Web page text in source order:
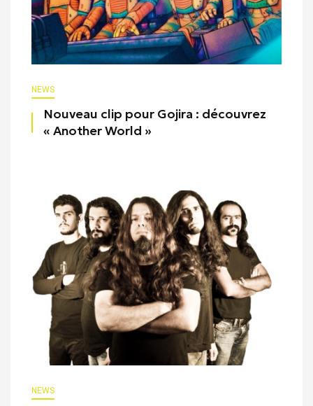
NEWS
Nouveau clip pour Gojira : découvrez
« Another World »
NEWS